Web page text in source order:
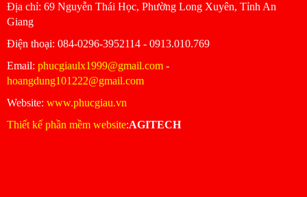
Ðịa chỉ: 69 Nguyễn Thái Học, Phường Long Xuyên, Tỉnh An
Giang
Ðiện thoại: 084-0296-3952114 - 0913.010.769
Email: phucgiaulx1999@gmail.com -
hoangdung101222@gmail.com
Website: www.phucgiau.vn
Thiết kế phần mềm website:AGITECH